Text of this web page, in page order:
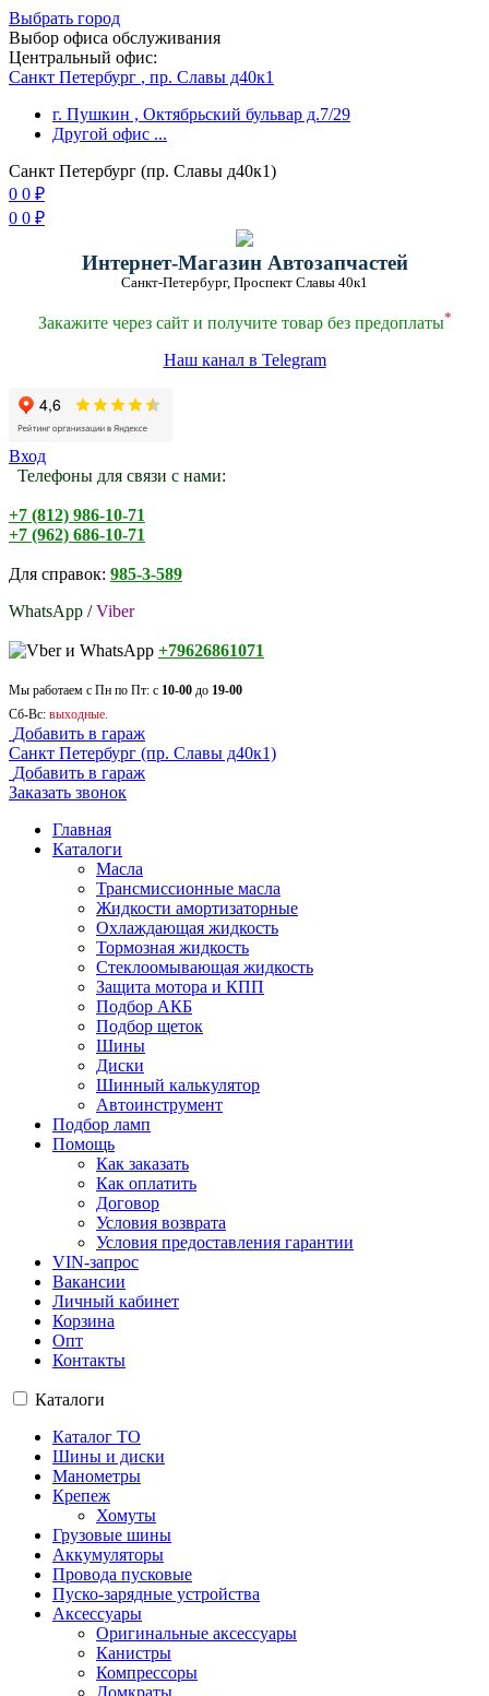
Выбрать город
Выбор офиса обслуживания
Центральный офис:
Санкт Петербург , пр. Славы д40к1
г. Пушкин , Октябрьский бульвар д.7/29
Другой офис ...
Санкт Петербург (пр. Славы д40к1)
0 0 ₽
0 0 ₽
Интернет-Магазин Автозапчастей
Санкт-Петербург, Проспект Славы 40к1
Закажите через сайт и получите товар без предоплаты*
Наш канал в Telegram
Вход
Телефоны для связи с нами:
+7 (812) 986-10-71
+7 (962) 686-10-71
Для справок: 985-3-589
WhatsApp /Viber
+79626861071
Мы работаем с Пн по Пт: с 10-00 до 19-00
Сб-Вс: выходные.
Добавить в гараж
Санкт Петербург (пр. Славы д40к1)
Добавить в гараж
Заказать звонок
Главная
Каталоги
Масла
Трансмиссионные масла
Жидкости амортизаторные
Охлаждающая жидкость
Тормозная жидкость
Стеклоомывающая жидкость
Защита мотора и КПП
Подбор АКБ
Подбор щеток
Шины
Диски
Шинный калькулятор
Автоинструмент
Подбор ламп
Помощь
Как заказать
Как оплатить
Договор
Условия возврата
Условия предоставления гарантии
VIN-запрос
Вакансии
Личный кабинет
Корзина
Опт
Контакты
Каталоги
Каталог ТО
Шины и диски
Манометры
Крепеж
Хомуты
Грузовые шины
Аккумуляторы
Провода пусковые
Пуско-зарядные устройства
Аксессуары
Оригинальные аксессуары
Канистры
Компрессоры